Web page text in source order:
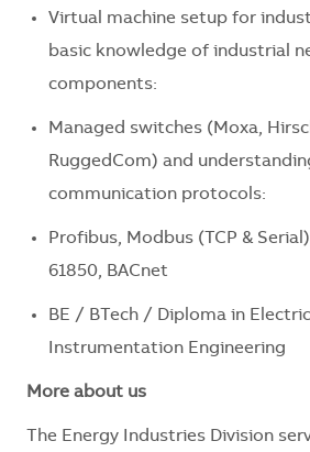
Virtual machine setup for
basic knowledge of industrial
components:
Managed switches (Moxa,
RuggedCom) and
communication protocols:
Profibus, Modbus (TCP &
61850, BACnet
BE / BTech / Diploma in
Instrumentation Engineering
More about us
The Energy Industries Division